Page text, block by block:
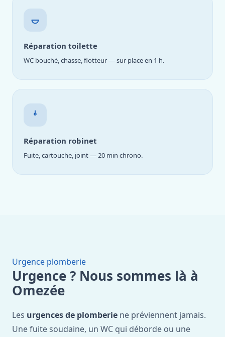
Réparation toilette
WC bouché, chasse, flotteur — sur place en 1 h.
Réparation robinet
Fuite, cartouche, joint — 20 min chrono.
Urgence plomberie
Urgence ? Nous sommes là à
Omezée
Les urgences de plomberie ne préviennent jamais.
Une fuite soudaine, un WC qui déborde ou une